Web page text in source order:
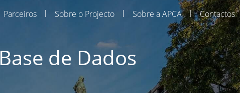
Parceiros | Sobre o Projecto | Sobre a APCA | Contactos
Base de Dados